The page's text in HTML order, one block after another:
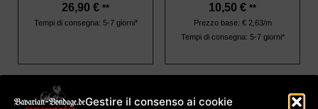
Gestire il consenso ai cookie
26,90 € **
Tempi di consegna: 5-7 giorni*
10,50 € **
Prezzo base: € 2,63/m
Tempi di consegna: 5-7 giorni*